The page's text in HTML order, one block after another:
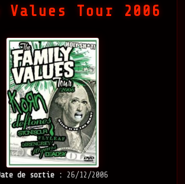
Values Tour 2006
de sortie :
26/12/2006